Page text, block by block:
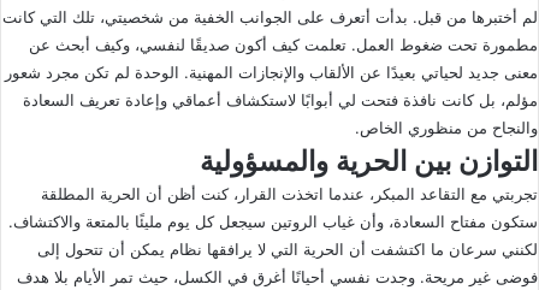
لم أختبرها من قبل. بدأت أتعرف على الجوانب الخفية من شخصيتي، تلك التي كانت
مطمورة تحت ضغوط العمل. تعلمت كيف أكون صديقًا لنفسي، وكيف أبحث عن
معنى جديد لحياتي بعيدًا عن الألقاب والإنجازات المهنية. الوحدة لم تكن مجرد شعور
مؤلم، بل كانت نافذة فتحت لي أبوابًا لاستكشاف أعماقي وإعادة تعريف السعادة
والنجاح من منظوري الخاص.
التوازن بين الحرية والمسؤولية
تجربتي مع التقاعد المبكر، عندما اتخذت القرار، كنت أظن أن الحرية المطلقة
ستكون مفتاح السعادة، وأن غياب الروتين سيجعل كل يوم مليئًا بالمتعة والاكتشاف.
لكنني سرعان ما اكتشفت أن الحرية التي لا يرافقها نظام يمكن أن تتحول إلى
فوضى غير مريحة. وجدت نفسي أحيانًا أغرق في الكسل، حيث تمر الأيام بلا هدف